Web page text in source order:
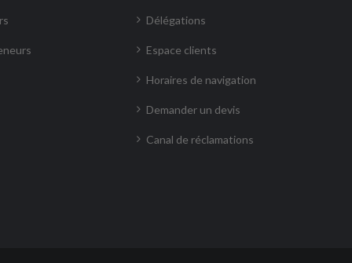
Délégations
Espace clients
Horaires de navigation
Demander un devis
Canal de réclamations